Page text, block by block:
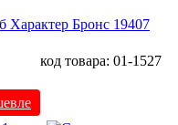
Характер Бронс 19407
код товара: 01-1527